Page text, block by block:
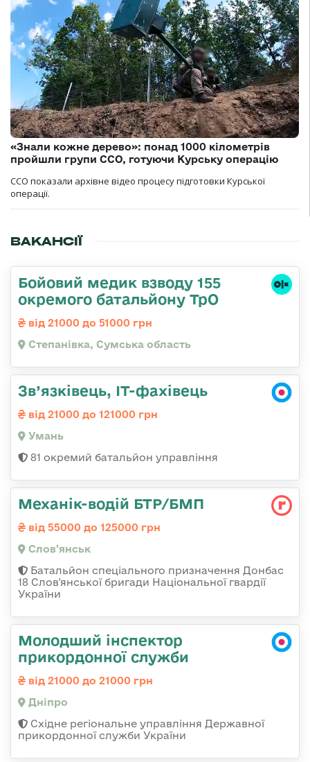
«Знали кожне дерево»: понад 1000 кілометрів
пройшли групи ССО, готуючи Курську операцію
ССО показали архівне відео процесу підготовки Курської
операції.
ВАКАНСІЇ
Бойовий медик взводу 155
окремого батальйону ТрО
від 21000 до 51000 грн
Степанівка, Сумська область
Зв’язківець, ІТ-фахівець
від 21000 до 121000 грн
Умань
81 окремий батальйон управління
Механік-водій БТР/БМП
від 55000 до 125000 грн
Слов'янськ
Батальйон спеціального призначення Донбас
18 Слов'янської бригади Національної гвардії
України
Молодший інспектор
прикордонної служби
від 21000 до 21000 грн
Дніпро
Східне регіональне управління Державної
прикордонної служби України